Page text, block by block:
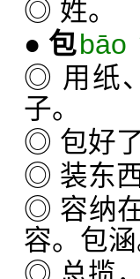
◎ 姓。
● 包bāo
◎ 用纸
子。
◎ 包好
◎ 装东
◎ 容纳
容。包